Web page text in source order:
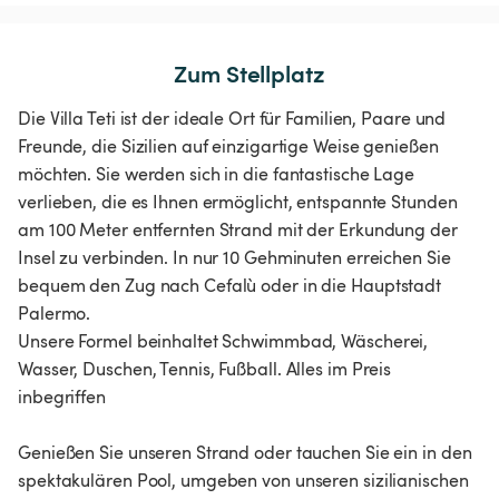
Zum Stellplatz
Die Villa Teti ist der ideale Ort für Familien, Paare und
Freunde, die Sizilien auf einzigartige Weise genießen
möchten. Sie werden sich in die fantastische Lage
verlieben, die es Ihnen ermöglicht, entspannte Stunden
am 100 Meter entfernten Strand mit der Erkundung der
Insel zu verbinden. In nur 10 Gehminuten erreichen Sie
bequem den Zug nach Cefalù oder in die Hauptstadt
Palermo.
Unsere Formel beinhaltet Schwimmbad, Wäscherei,
Wasser, Duschen, Tennis, Fußball. Alles im Preis
inbegriffen
Genießen Sie unseren Strand oder tauchen Sie ein in den
spektakulären Pool, umgeben von unseren sizilianischen